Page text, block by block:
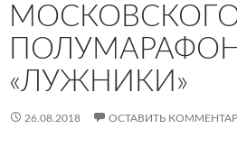
«ЛУЖНИКИ»
26.08.2018 ОСТАВИТЬ